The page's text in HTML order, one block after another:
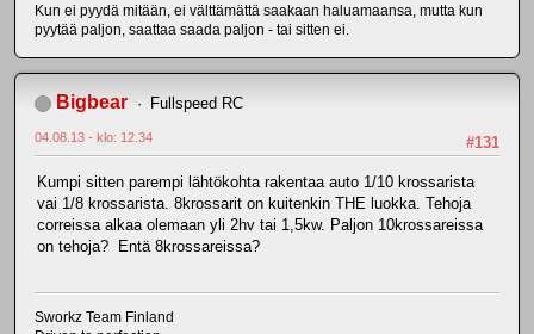
Kun ei pyydä mitään, ei välttämättä saakaan haluamaansa, mutta kun
pyytää paljon, saattaa saada paljon - tai sitten ei.
Bigbear Fullspeed RC
#131
04.08.13 - klo: 12.34
Kumpi sitten parempi lähtökohta rakentaa auto 1/10 krossarista
vai 1/8 krossarista. 8krossarit on kuitenkin THE luokka. Tehoja
correissa alkaa olemaan yli 2hv tai 1,5kw. Paljon 10krossareissa
on tehoja? Entä 8krossareissa?
Sworkz Team Finland